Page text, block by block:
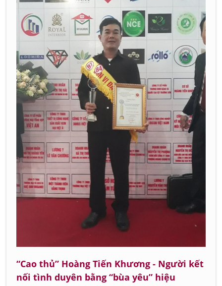
“Cao thủ” Hoàng Tiến Khương - Người kết
nối tình duyên bằng “bùa yêu” hiệu